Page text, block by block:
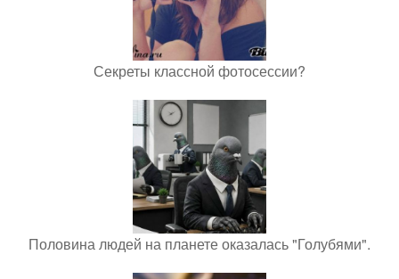
Секреты классной фотосессии?
Половина людей на планете оказалась "Голубями".